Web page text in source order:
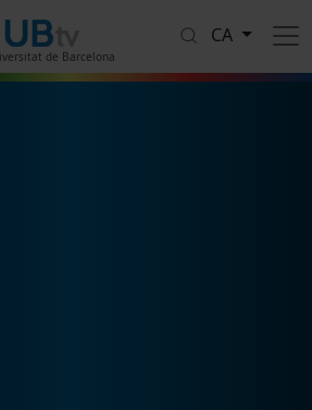
de Barcelona
CA